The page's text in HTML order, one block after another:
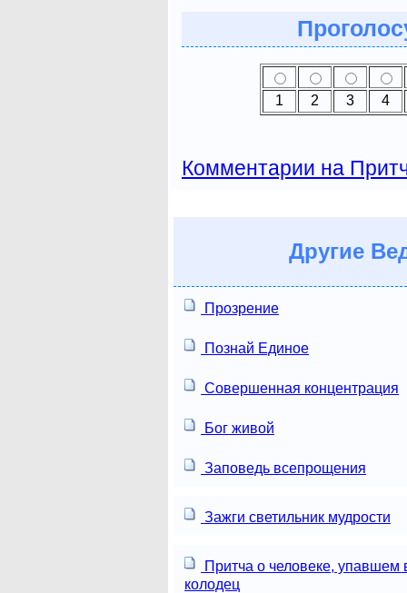
1 2 3 4
Комментарии на
Другие
Прозрение
Познай Единое
Совершенная концентрация
Бог живой
Заповедь всепрощения
Зажги светильник мудрости
Притча о человеке, упавшем
колодец